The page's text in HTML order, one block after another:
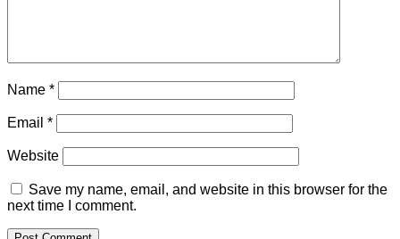
Name *
Email *
Website
Save my name, email, and website in this browser for the
next time I comment.